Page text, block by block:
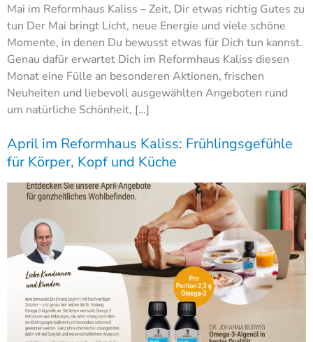
Mai im Reformhaus Kaliss – Zeit, Dir etwas richtig Gutes zu
tun Der Mai bringt Licht, neue Energie und viele schöne
Momente, in denen Du bewusst etwas für Dich tun kannst.
Genau dafür erwartet Dich im Reformhaus Kaliss diesen
Monat eine Fülle an besonderen Aktionen, frischen
Neuheiten und liebevoll ausgewählten Angeboten rund
um natürliche Schönheit, […]
April im Reformhaus Kaliss: Frühlingsgefühle
für Körper, Kopf und Küche